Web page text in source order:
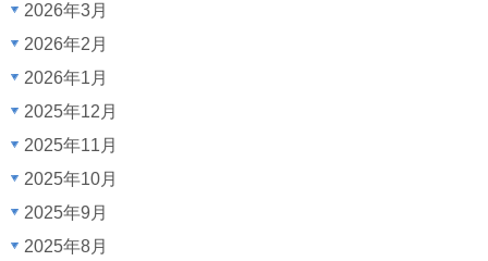
2026年3月
2026年2月
2026年1月
2025年12月
2025年11月
2025年10月
2025年9月
2025年8月